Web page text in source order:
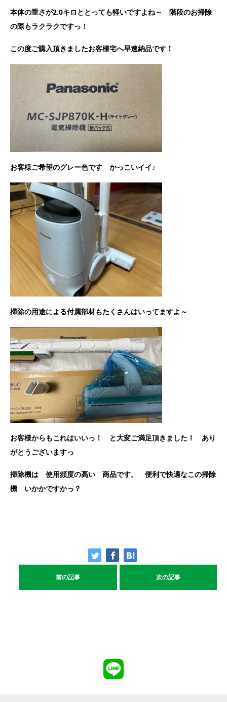
本体の重さが2.0キロととっても軽いですよね～ 階段のお掃除
の際もラクラクですっ！
この度ご購入頂きましたお客様宅へ早速納品です！
お客様ご希望のグレー色です かっこいイイ♪
掃除の用途による付属部材もたくさんはいってますよ～
お客様からもこれはいいっ！ と大変ご満足頂きました！ あり
がとうございますっ
掃除機は 使用頻度の高い 商品です。 便利で快適なこの掃除
機 いかかですかっ？
前の記事 次の記事